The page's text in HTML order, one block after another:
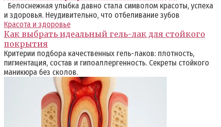
Белоснежная улыбка давно стала символом красоты, успеха
и здоровья. Неудивительно, что отбеливание зубов
Красота и здоровье
Как выбрать идеальный гель-лак для стойкого
покрытия
Критерии подбора качественных гель-лаков: плотность,
пигментация, состав и гипоаллергенность. Секреты стойкого
маникюра без сколов.